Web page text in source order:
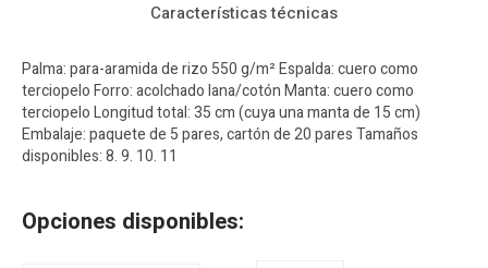
Características técnicas
Palma: para-aramida de rizo 550 g/m² Espalda: cuero como
terciopelo Forro: acolchado lana/cotón Manta: cuero como
terciopelo Longitud total: 35 cm (cuya una manta de 15 cm)
Embalaje: paquete de 5 pares, cartón de 20 pares Tamaños
disponibles: 8. 9. 10. 11
Opciones disponibles: